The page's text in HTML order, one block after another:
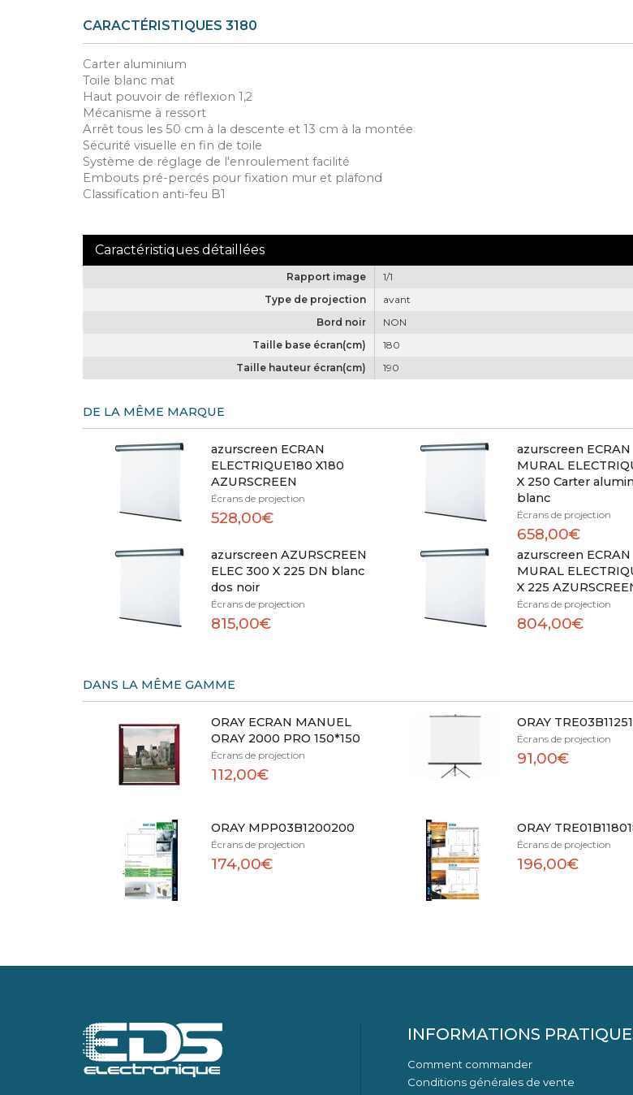
CARACTÉRISTIQUES 3180
Carter aluminium
Toile blanc mat
Haut pouvoir de réflexion 1,2
Mécanisme à ressort
Arrêt tous les 50 cm à la descente et 13 cm à la montée
Sécurité visuelle en fin de toile
Système de réglage de l'enroulement facilité
Embouts pré-percés pour fixation mur et plafond
Classification anti-feu B1
Rapport image
1/1
Type de projection
avant
Bord noir
NON
Taille base écran(cm)
180
Taille hauteur écran(cm)
190
DE LA MÊME MARQUE
azurscreen ECRAN
ELECTRIQUE180 X180
AZURSCREEN
Écrans de projection
528,00€
azurscreen ECRAN
MURAL
X 250 Carter
blanc
Écrans de projection
658,00€
azurscreen AZURSCREEN
ELEC 300 X 225 DN blanc
dos noir
Écrans de projection
815,00€
azurscreen ECRAN
MURAL
X 225
Écrans de projection
804,00€
DANS LA MÊME GAMME
ORAY ECRAN MANUEL
ORAY 2000 PRO 150*150
Écrans de projection
112,00€
ORAY
Écrans de projection
91,00€
ORAY MPP03B1200200
Écrans de projection
174,00€
ORAY
Écrans de projection
196,00€
INFORMATIONS
Comment commander
Conditions générales de vente